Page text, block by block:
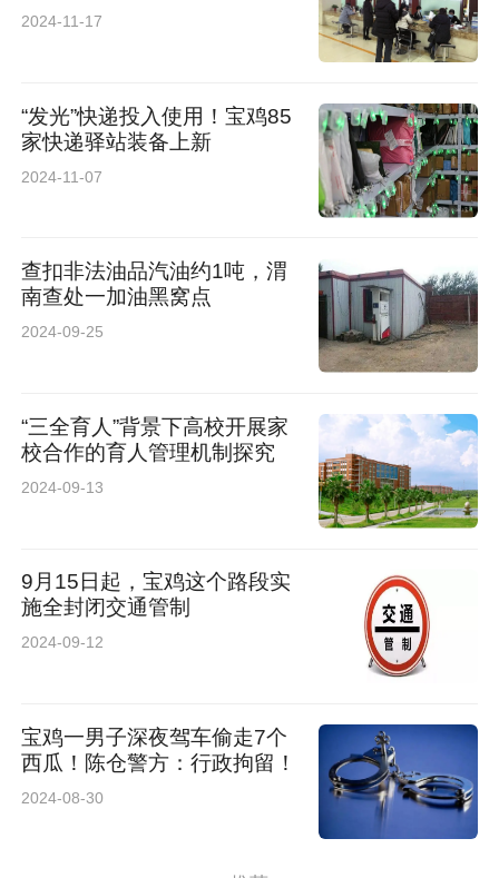
2024-11-17
“发光”快递投入使用！宝鸡85
家快递驿站装备上新
2024-11-07
查扣非法油品汽油约1吨，渭
南查处一加油黑窝点
2024-09-25
“三全育人”背景下高校开展家
校合作的育人管理机制探究
2024-09-13
9月15日起，宝鸡这个路段实
施全封闭交通管制
2024-09-12
宝鸡一男子深夜驾车偷走7个
西瓜！陈仓警方：行政拘留！
2024-08-30